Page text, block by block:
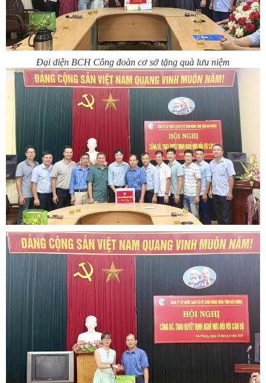
Đại diện BCH Công đoàn cơ sở tặng quà lưu niệm